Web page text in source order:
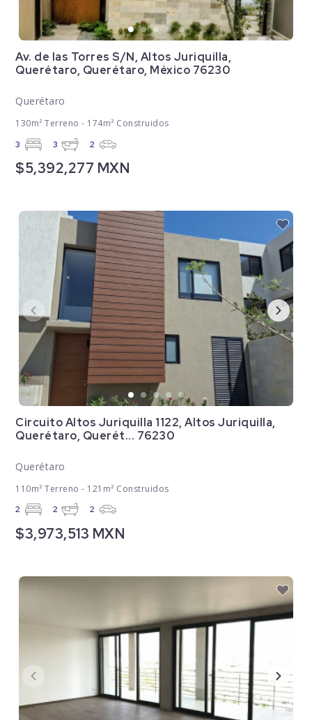
Av. de las Torres S/N, Altos Juriquilla,
Querétaro, Querétaro, México 76230
Querétaro
130m² Terreno - 174m² Construidos
3 3 2
$5,392,277 MXN
Circuito Altos Juriquilla 1122, Altos Juriquilla,
Querétaro, Querét... 76230
Querétaro
110m² Terreno - 121m² Construidos
2 2 2
$3,973,513 MXN